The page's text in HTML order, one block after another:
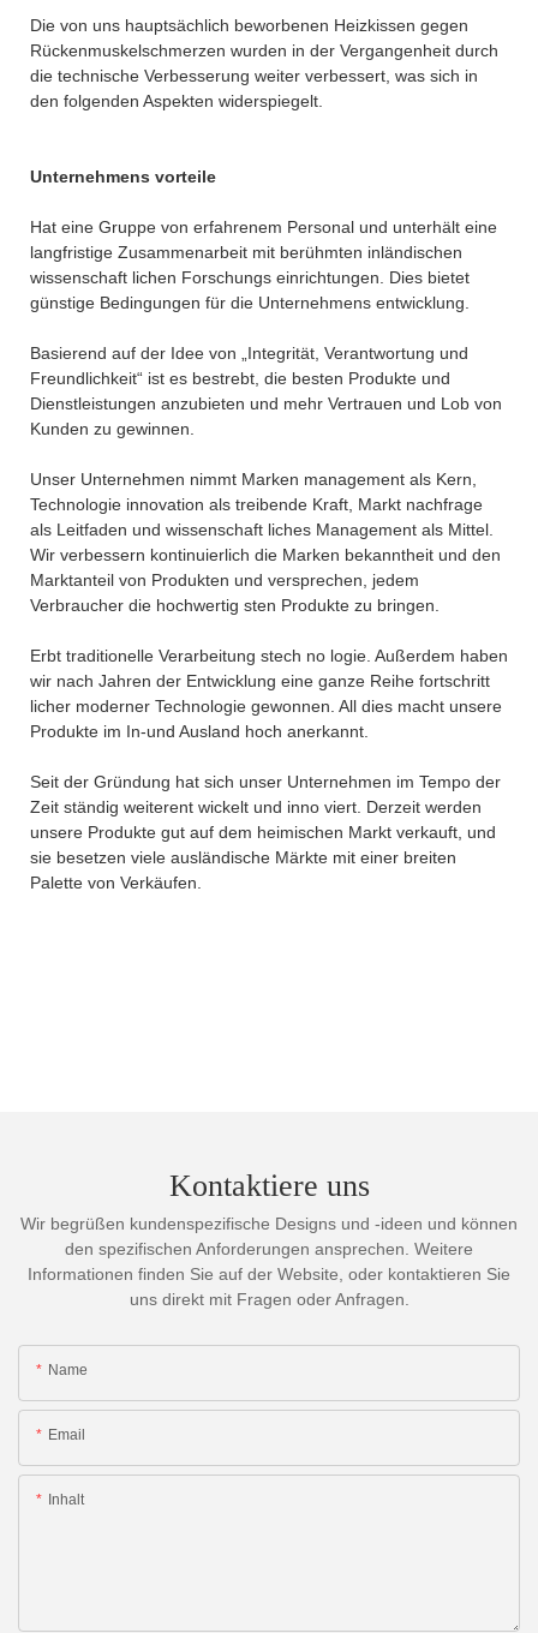
Die von uns hauptsächlich beworbenen Heizkissen gegen
Rückenmuskelschmerzen wurden in der Vergangenheit durch
die technische Verbesserung weiter verbessert, was sich in
den folgenden Aspekten widerspiegelt.
Unternehmens vorteile
Hat eine Gruppe von erfahrenem Personal und unterhält eine
langfristige Zusammenarbeit mit berühmten inländischen
wissenschaft lichen Forschungs einrichtungen. Dies bietet
günstige Bedingungen für die Unternehmens entwicklung.
Basierend auf der Idee von „Integrität, Verantwortung und
Freundlichkeit“ ist es bestrebt, die besten Produkte und
Dienstleistungen anzubieten und mehr Vertrauen und Lob von
Kunden zu gewinnen.
Unser Unternehmen nimmt Marken management als Kern,
Technologie innovation als treibende Kraft, Markt nachfrage
als Leitfaden und wissenschaft liches Management als Mittel.
Wir verbessern kontinuierlich die Marken bekanntheit und den
Marktanteil von Produkten und versprechen, jedem
Verbraucher die hochwertig sten Produkte zu bringen.
Erbt traditionelle Verarbeitung stech no logie. Außerdem haben
wir nach Jahren der Entwicklung eine ganze Reihe fortschritt
licher moderner Technologie gewonnen. All dies macht unsere
Produkte im In-und Ausland hoch anerkannt.
Seit der Gründung hat sich unser Unternehmen im Tempo der
Zeit ständig weiterent wickelt und inno viert. Derzeit werden
unsere Produkte gut auf dem heimischen Markt verkauft, und
sie besetzen viele ausländische Märkte mit einer breiten
Palette von Verkäufen.
Kontaktiere uns
Wir begrüßen kundenspezifische Designs und -ideen und können
den spezifischen Anforderungen ansprechen. Weitere
Informationen finden Sie auf der Website, oder kontaktieren Sie
uns direkt mit Fragen oder Anfragen.
Name
Email
Inhalt